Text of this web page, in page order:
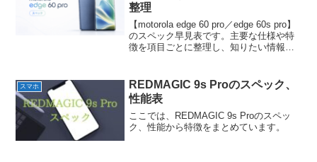
整理
【motorola edge 60 pro／edge 60s pro】
のスペック早見表です。主要な仕様や特
徴を項目ごとに整理し、知りたい情報を
スマホ
REDMAGIC 9s Proのスペック、
性能表
ここでは、REDMAGIC 9s Proのスペッ
ク、性能から特徴をまとめています。